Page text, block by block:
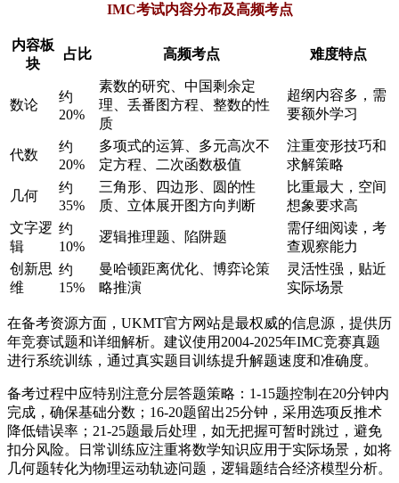
IMC考试内容分布及高频考点
内容板
块
占比 高频考点 难度特点
数论
约
20%
素数的研究、中国剩余定
理、丢番图方程、整数的性
质
超纲内容多，需
要额外学习
代数
约
20%
多项式的运算、多元高次不
定方程、二次函数极值
注重变形技巧和
求解策略
几何
约
35%
三角形、四边形、圆的性
质、立体展开图方向判断
比重最大，空间
想象要求高
文字逻
辑
约
10%
逻辑推理题、陷阱题
需仔细阅读，考
查观察能力
创新思
维
约
15%
曼哈顿距离优化、博弈论策
略推演
灵活性强，贴近
实际场景
在备考资源方面，UKMT官方网站是最权威的信息源，提供历
年竞赛试题和详细解析。建议使用2004-2025年IMC竞赛真题
进行系统训练，通过真实题目训练提升解题速度和准确度。
备考过程中应特别注意分层答题策略：1-15题控制在20分钟内
完成，确保基础分数；16-20题留出25分钟，采用选项反推术
降低错误率；21-25题最后处理，如无把握可暂时跳过，避免
扣分风险。日常训练应注重将数学知识应用于实际场景，如将
几何题转化为物理运动轨迹问题，逻辑题结合经济模型分析。